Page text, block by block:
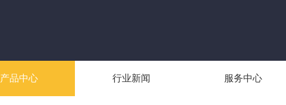
产品中心 行业新闻 服务中心